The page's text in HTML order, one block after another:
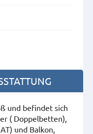
und befindet sich
( Doppelbetten),
und Balkon,